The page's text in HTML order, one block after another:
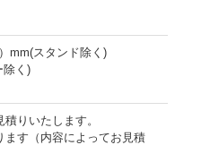
mm(スタンド除く)
除く)
りいたします。
ます（内容によってお見積